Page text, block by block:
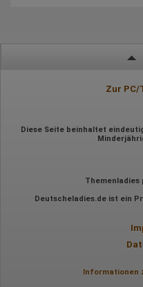
Datum und Uhrzeit des
IP-Adresse
Mausbewegungen
Eindeutige Gerätekennung
Gerätebestriebssystem
Eindeutige
Zur PC/
Diese Seite beinhaltet
Themenladies
Deutscheladies.de ist ein
Informationen